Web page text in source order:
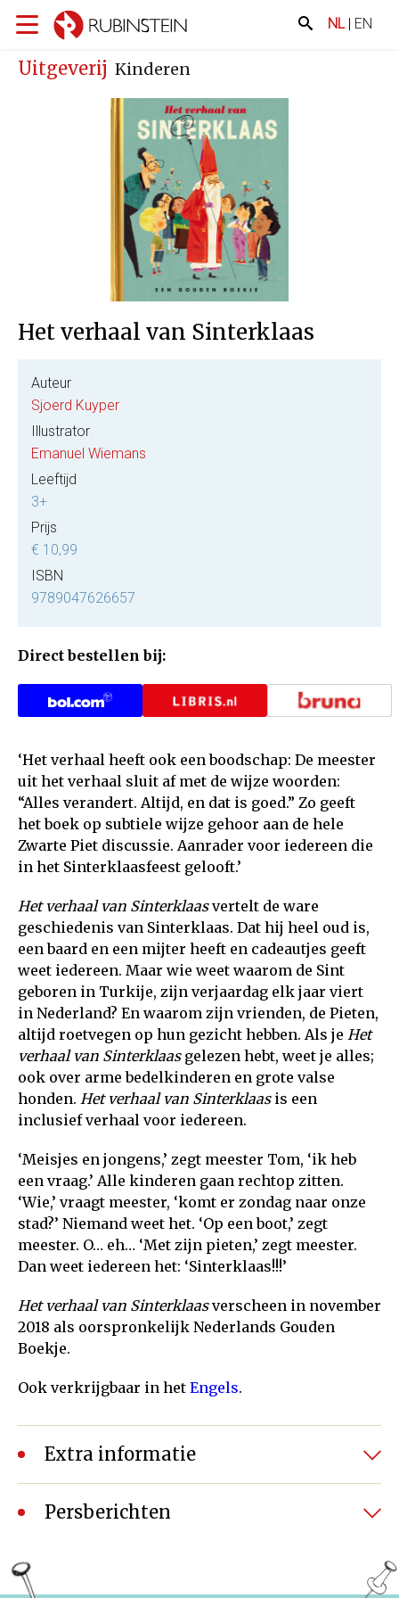
NL| EN
Uitgeverij Kinderen
Het verhaal van Sinterklaas
Auteur
Sjoerd Kuyper
Illustrator
Emanuel Wiemans
Leeftijd
3+
Prijs
€ 10,99
ISBN
9789047626657
Direct bestellen bij:
‘Het verhaal heeft ook een boodschap: De meester
uit het verhaal sluit af met de wijze woorden:
“Alles verandert. Altijd, en dat is goed.” Zo geeft
het boek op subtiele wijze gehoor aan de hele
Zwarte Piet discussie. Aanrader voor iedereen die
in het Sinterklaasfeest gelooft.’
Het verhaal van Sinterklaasvertelt de ware
geschiedenis van Sinterklaas. Dat hij heel oud is,
een baard en een mijter heeft en cadeautjes geeft
weet iedereen. Maar wie weet waarom de Sint
geboren in Turkije, zijn verjaardag elk jaar viert
in Nederland? En waarom zijn vrienden, de Pieten,
altijd roetvegen op hun gezicht hebben. Als je Het
verhaal van Sinterklaas gelezen hebt, weet je alles;
ook over arme bedelkinderen en grote valse
honden. Het verhaal van Sinterklaasis een
inclusief verhaal voor iedereen.
‘Meisjes en jongens,’ zegt meester Tom, ‘ik heb
een vraag.’ Alle kinderen gaan rechtop zitten.
‘Wie,’ vraagt meester, ‘komt er zondag naar onze
stad?’ Niemand weet het. ‘Op een boot,’ zegt
meester. O… eh… ‘Met zijn pieten,’ zegt meester.
Dan weet iedereen het: ‘Sinterklaas!!!’
Het verhaal van Sinterklaasverscheen in november
2018 als oorspronkelijk Nederlands Gouden
Boekje.
Ook verkrijgbaar in het Engels.
Extra informatie
Bestseller onder de Sinterklaasboeken van 2018
Persberichten
Rubinstein